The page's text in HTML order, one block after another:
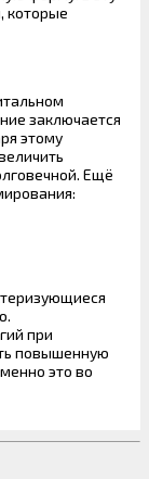
которые
заключается
этому
Ещё
при
повышенную
это во